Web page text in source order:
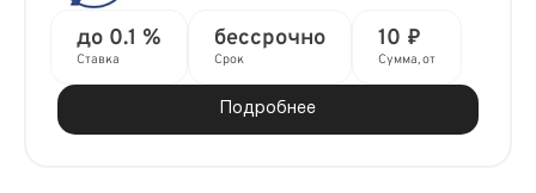
до 0.1 %
Ставка
бессрочно
Срок
10 ₽
Сумма, от
Подробнее